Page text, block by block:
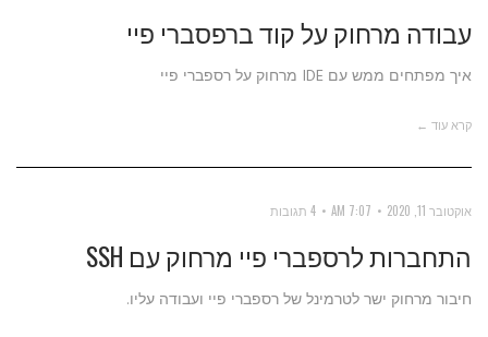
עבודה מרחוק על קוד ברפסברי פיי
איך מפתחים ממש עם IDE מרחוק על רספברי פיי
קרא עוד ←
אוקטובר 11, 2020 7:07 AM 4 תגובות
התחברות לרספברי פיי מרחוק עם SSH
חיבור מרחוק ישר לטרמינל של רספברי פיי ועבודה עליו.